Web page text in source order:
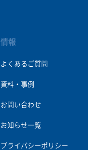
情報
よくあるご質問
資料・事例
お問い合わせ
お知らせ一覧
プライバシーポリシー